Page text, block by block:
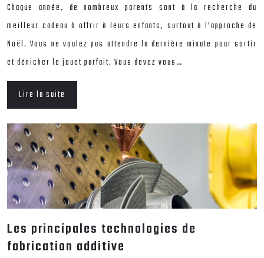
Chaque année, de nombreux parents sont à la recherche du
meilleur cadeau à offrir à leurs enfants, surtout à l’approche de
Noël. Vous ne voulez pas attendre la dernière minute pour sortir
et dénicher le jouet parfait. Vous devez vous…
Lire la suite
Les principales technologies de
fabrication additive